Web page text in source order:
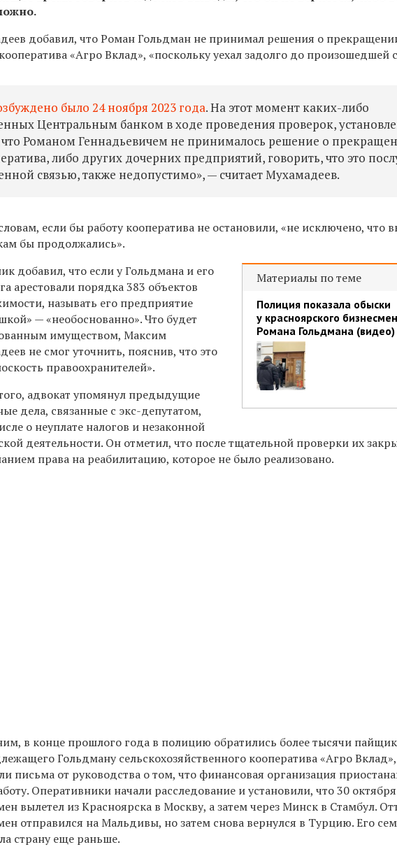
добавил, что Роман Гольдман не принимал решения о
«Агро Вклад», «поскольку уехал задолго до произошедшей
было 24 ноября 2023 года. На этот момент каких-либо
Центральным банком в ходе проведения проверок,
что Романом Геннадьевичем не принималось решение о
либо других дочерних предприятий, говорить, что это
связью, также недопустимо», — считает Мухамадеев.
если бы работу кооператива не остановили, «не исключено, что
бы продолжались».
Материалы по теме
Полиция показала обыски
у красноярского
Романа Гольдмана (видео)
добавил, что если у Гольдмана и его
арестовали порядка 383 объектов
называть его предприятие
— «необоснованно». Что будет
имуществом, Максим
не смог уточнить, пояснив, что это
правоохранителей».
адвокат упомянул предыдущие
дела, связанные с экс-депутатом,
о неуплате налогов и незаконной
деятельности. Он отметил, что после тщательной проверки их
права на реабилитацию, которое не было реализовано.
в конце прошлого года в полицию обратились более тысячи
Гольдману сельскохозяйственного кооператива «Агро
письма от руководства о том, что финансовая организация
Оперативники начали расследование иустановили, что 30
вылетел из Красноярска в Москву, а затем через Минск в Стамбул.
отправился на Мальдивы, но затем снова вернулся в Турцию. Его
страну еще раньше.